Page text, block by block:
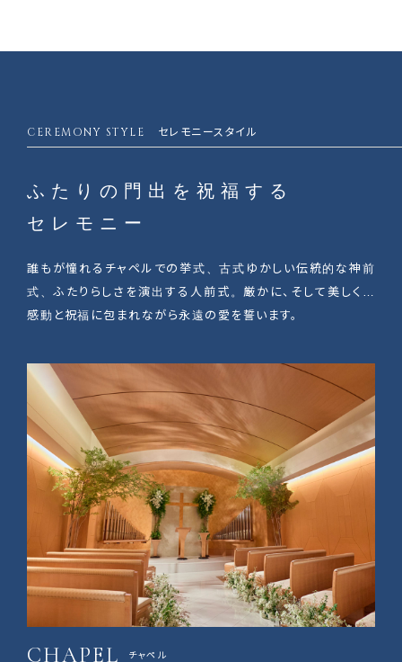
CEREMONY STYLE セレモニースタイル
ふたりの門出を祝福する
セレモニー
誰もが憧れるチャペルでの挙式、古式ゆかしい伝統的な神前
式、ふたりらしさを演出する人前式。厳かに、そして美しく…
感動と祝福に包まれながら永遠の愛を誓います。
CHAPEL チャペル